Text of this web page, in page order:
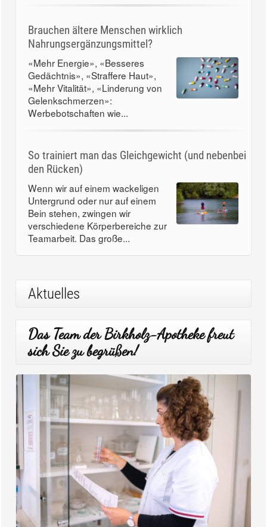
Brauchen ältere Menschen wirklich
Nahrungsergänzungsmittel?
«Mehr Energie», «Besseres
Gedächtnis», «Straffere Haut»,
«Mehr Vitalität», «Linderung von
Gelenkschmerzen»:
Werbebotschaften wie...
So trainiert man das Gleichgewicht (und nebenbei
den Rücken)
Wenn wir auf einem wackeligen
Untergrund oder nur auf einem
Bein stehen, zwingen wir
verschiedene Körperbereiche zur
Teamarbeit. Das große...
Aktuelles
Das Team der Birkholz-Apotheke freut
sich Sie zu begrüßen!